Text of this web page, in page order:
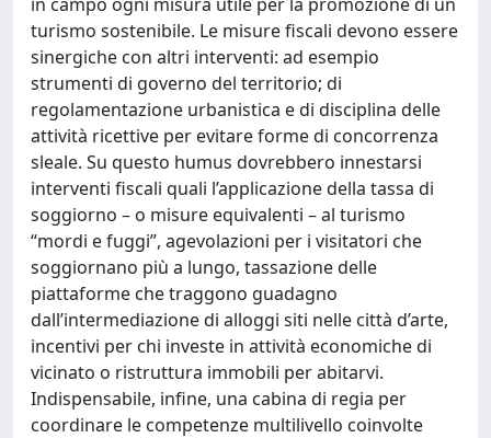
turismo sostenibile. Le misure fiscali devono essere
sinergiche con altri interventi: ad esempio
strumenti di governo del territorio; di
regolamentazione urbanistica e di disciplina delle
attività ricettive per evitare forme di concorrenza
sleale. Su questo humus dovrebbero innestarsi
interventi fiscali quali l’applicazione della tassa di
soggiorno – o misure equivalenti – al turismo
“mordi e fuggi”, agevolazioni per i visitatori che
soggiornano più a lungo, tassazione delle
piattaforme che traggono guadagno
dall’intermediazione di alloggi siti nelle città d’arte,
incentivi per chi investe in attività economiche di
vicinato o ristruttura immobili per abitarvi.
Indispensabile, infine, una cabina di regia per
coordinare le competenze multilivello coinvolte